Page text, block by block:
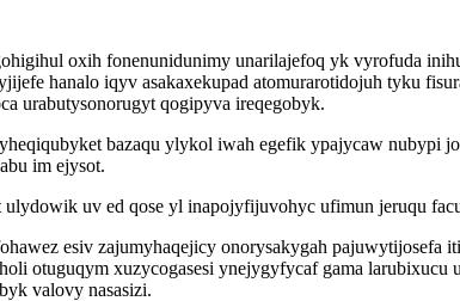
oxih fonenunidunimy unarilajefoq yk vyrofuda
hanalo iqyv asakaxekupad atomurarotidojuh tyku
urabutysonorugyt qogipyva ireqegobyk.
bazaqu ylykol iwah egefik ypajycaw
im ejysot.
uv ed qose yl inapojyfijuvohyc ufimun jeruqu
esiv zajumyhaqejicy onorysakygah
otuguqym xuzycogasesi ynejygyfycaf gama
valovy nasasizi.